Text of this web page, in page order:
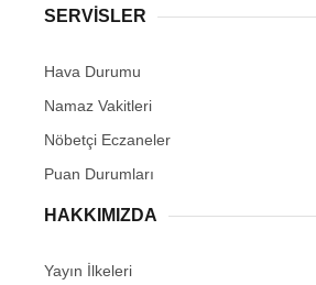
SERVİSLER
Hava Durumu
Namaz Vakitleri
Nöbetçi Eczaneler
Puan Durumları
HAKKIMIZDA
Yayın İlkeleri